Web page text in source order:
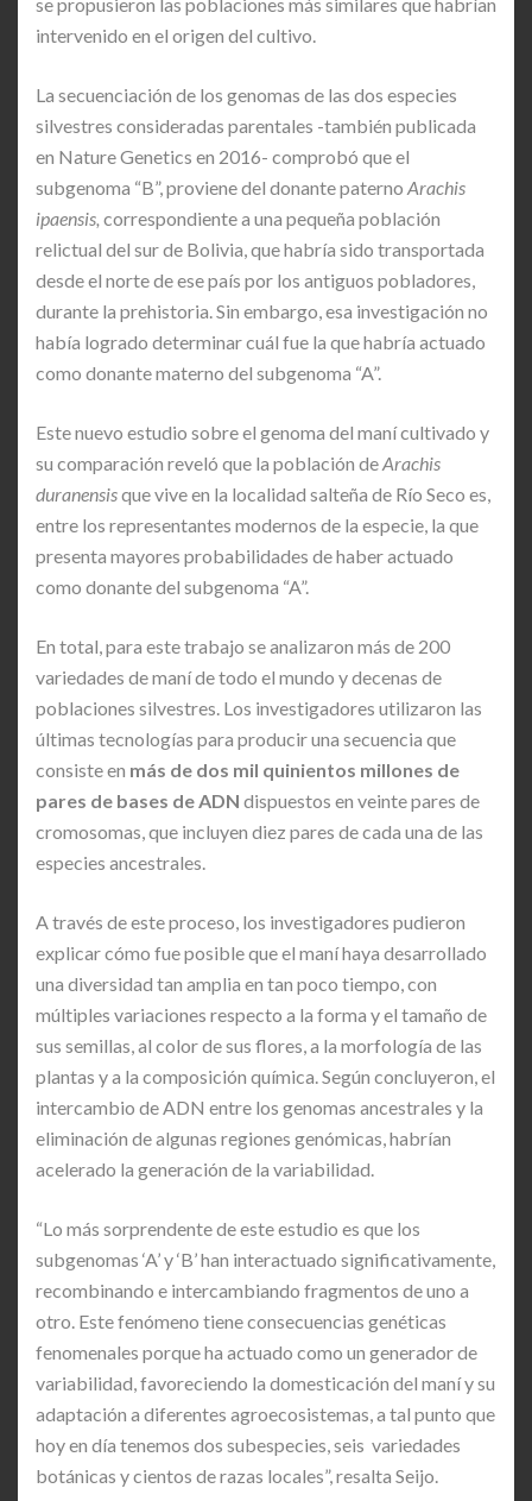
intervenido en el origen del cultivo.
La secuenciación de los genomas de las dos especies
silvestres consideradas parentales -también publicada
en Nature Genetics en 2016- comprobó que el
subgenoma “B”, proviene del donante paterno Arachis
ipaensis, correspondiente a una pequeña población
relictual del sur de Bolivia, que habría sido transportada
desde el norte de ese país por los antiguos pobladores,
durante la prehistoria. Sin embargo, esa investigación no
había logrado determinar cuál fue la que habría actuado
como donante materno del subgenoma “A”.
Este nuevo estudio sobre el genoma del maní cultivado y
su comparación reveló que la población deArachis
duranensisque vive en la localidad salteña de Río Seco es,
entre los representantes modernos de la especie, la que
presenta mayores probabilidades de haber actuado
como donante del subgenoma “A”.
En total, para este trabajo se analizaron más de 200
variedades de maní de todo el mundo y decenas de
poblaciones silvestres. Los investigadores utilizaron las
últimas tecnologías para producir una secuencia que
consiste en más de dos mil quinientos millones de
pares de bases de ADN dispuestos en veinte pares de
cromosomas, que incluyen diez pares de cada una de las
especies ancestrales.
A través de este proceso, los investigadores pudieron
explicar cómo fue posible que el maní haya desarrollado
una diversidad tan amplia en tan poco tiempo, con
múltiples variaciones respecto a la forma y el tamaño de
sus semillas, al color de sus flores, a la morfología de las
plantas y a la composición química. Según concluyeron, el
intercambio de ADN entre los genomas ancestrales y la
eliminación de algunas regiones genómicas, habrían
acelerado la generación de la variabilidad.
“Lo más sorprendente de este estudio es que los
subgenomas ‘A’ y ‘B’ han interactuado significativamente,
recombinando e intercambiando fragmentos de uno a
otro. Este fenómeno tiene consecuencias genéticas
fenomenales porque ha actuado como un generador de
variabilidad, favoreciendo la domesticación del maní y su
adaptación a diferentes agroecosistemas, a tal punto que
hoy en día tenemos dos subespecies, seis variedades
botánicas y cientos de razas locales”, resalta Seijo.